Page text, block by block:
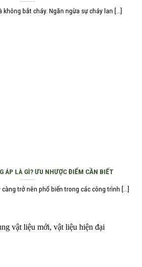
không bắt cháy. Ngăn ngừa sự cháy lan [...]
ÁP LÀ GÌ? ƯU NHƯỢC ĐIỂM CẦN BIẾT
trở nên phổ biến trong các công trình [...]